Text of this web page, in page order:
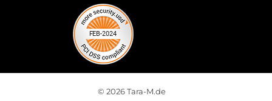
© 2026 Tara-M.de